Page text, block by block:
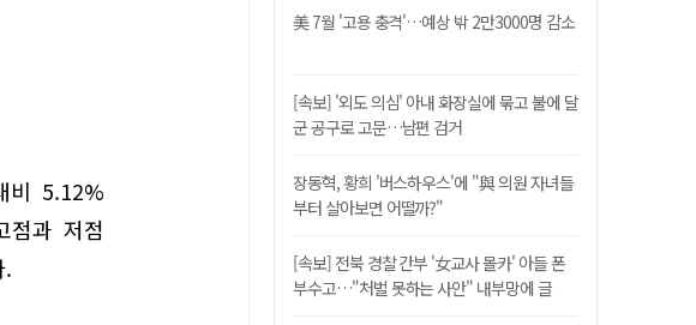
비 5.12%
점과 저점
.
美 7월 '고용 충격'…예상 밖 2만3000명 감소
[속보] '외도 의심' 아내 화장실에 묶고 불에 달
군 공구로 고문…남편 검거
장동혁, 황희 '버스하우스'에 "與 의원 자녀들
부터 살아보면 어떨까?"
[속보] 전북 경찰 간부 '女교사 몰카' 아들 폰
부수고…"처벌 못하는 사안" 내부망에 글